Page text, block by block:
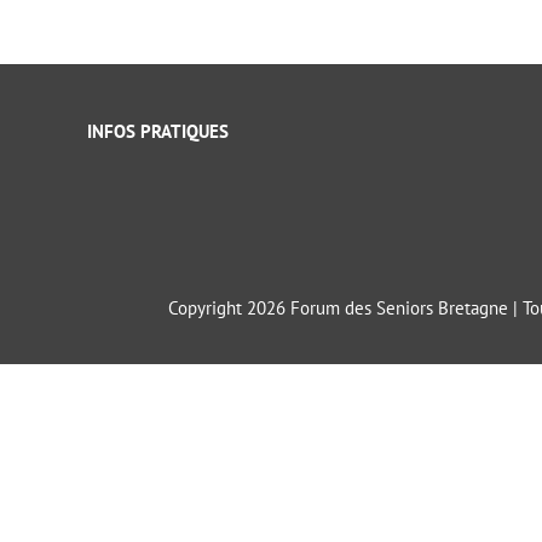
INFOS PRATIQUES
Copyright 2026 Forum des Seniors Bretagne |